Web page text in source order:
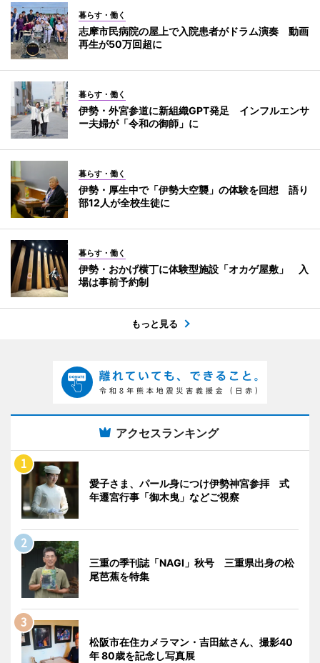
暮らす・働く
志摩市民病院の屋上で入院患者がドラム演奏 動画
再生が50万回超に
暮らす・働く
伊勢・外宮参道に新組織GPT発足 インフルエンサ
ー夫婦が「令和の御師」に
暮らす・働く
伊勢・厚生中で「伊勢大空襲」の体験を回想 語り
部12人が全校生徒に
暮らす・働く
伊勢・おかげ横丁に体験型施設「オカゲ屋敷」 入
場は事前予約制
もっと見る
アクセスランキング
愛子さま、パール身につけ伊勢神宮参拝 式
年遷宮行事「御木曳」などご視察
三重の季刊誌「NAGI」秋号 三重県出身の松
尾芭蕉を特集
松阪市在住カメラマン・吉田紘さん、撮影40
年 80歳を記念し写真展